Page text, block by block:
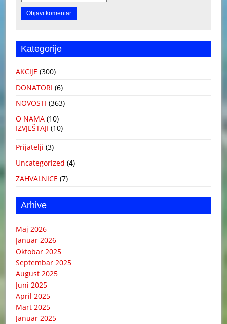
Kategorije
AKCIJE (300)
DONATORI (6)
NOVOSTI (363)
O NAMA (10)
IZVJEŠTAJI (10)
Prijatelji (3)
Uncategorized (4)
ZAHVALNICE (7)
Arhive
Maj 2026
Januar 2026
Oktobar 2025
Septembar 2025
August 2025
Juni 2025
April 2025
Mart 2025
Januar 2025